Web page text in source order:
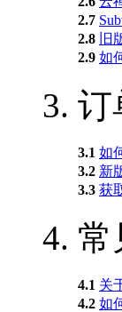
2.7
2.8
旧
2.9 如
3. 订
3.1 如
3.2 新
3.3 获
4. 常
4.1 关
4.2 如